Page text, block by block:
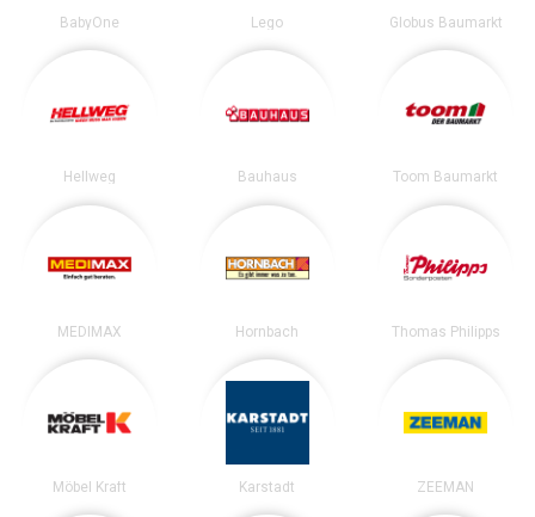
BabyOne Lego Globus Baumarkt
Hellweg Bauhaus Toom Baumarkt
MEDIMAX Hornbach Thomas Philipps
Möbel Kraft Karstadt ZEEMAN